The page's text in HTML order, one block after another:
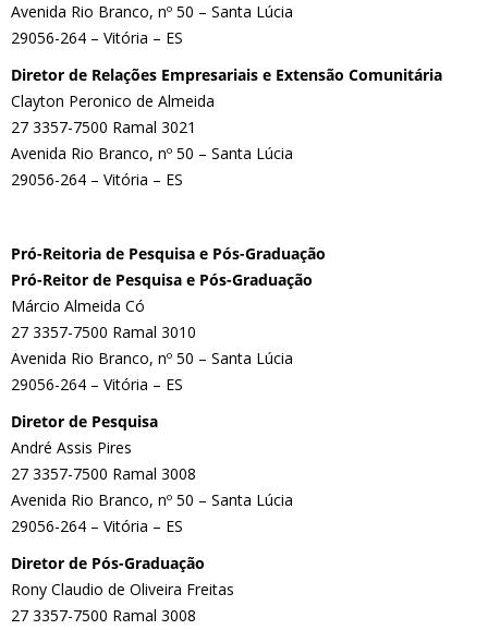
Avenida Rio Branco, nº 50 – Santa Lúcia
29056-264 – Vitória – ES
Diretor de Relações Empresariais e Extensão Comunitária
Clayton Peronico de Almeida
27 3357-7500 Ramal 3021
Avenida Rio Branco, nº 50 – Santa Lúcia
29056-264 – Vitória – ES
Pró-Reitoria de Pesquisa e Pós-Graduação
Pró-Reitor de Pesquisa e Pós-Graduação
Márcio Almeida Có
27 3357-7500 Ramal 3010
Avenida Rio Branco, nº 50 – Santa Lúcia
29056-264 – Vitória – ES
Diretor de Pesquisa
André Assis Pires
27 3357-7500 Ramal 3008
Avenida Rio Branco, nº 50 – Santa Lúcia
29056-264 – Vitória – ES
Diretor de Pós-Graduação
Rony Claudio de Oliveira Freitas
27 3357-7500 Ramal 3008